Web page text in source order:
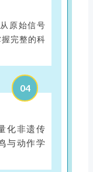
原始信号
完整的科
04
化非遗传
与动作学